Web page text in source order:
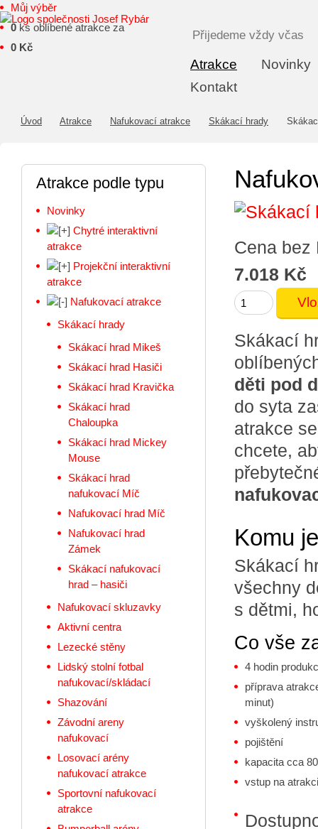
Atrakce
Novinky
Kontakt
Můj výběr
0 ks oblíbené atrakce za
0 Kč
Přijedeme vždy včas
Úvod Atrakce Nafukovací atrakce Skákací hrady
Cena
7.018 Kč
Skákací
děti pod
do syta
atrakce
chcete,
Komu
Skákací
všechny
s dětmi,
Co vše
4 hodin
příprava
minut)
vyškolený
pojištění
kapacita cca
vstup na
Atrakce podle typu
Novinky
Chytré interaktivní
atrakce
Projekční interaktivní
atrakce
Nafukovací atrakce
Skákací hrady
Skákací hrad Mikeš
Skákací hrad Hasiči
Skákací hrad Kravička
Skákací hrad
Chaloupka
Skákací hrad Mickey
Mouse
Skákací hrad
nafukovací Míč
Nafukovací hrad Míč
Nafukovací hrad
Zámek
Skákací nafukovací
hrad – hasiči
Nafukovací skluzavky
Aktivní centra
Lezecké stěny
Lidský stolní fotbal
nafukovací/skládací
Shazování
Závodní areny
nafukovací
Losovací arény
nafukovací atrakce
Sportovní nafukovací
atrakce